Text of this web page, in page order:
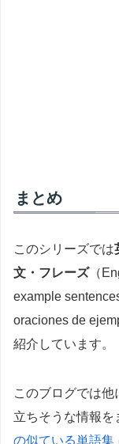
まとめ
このシリーズでは
文・フレーズ（
example
oraciones de
紹介しています。
このブログでは
立ちそうな情報を
の似ている単語集